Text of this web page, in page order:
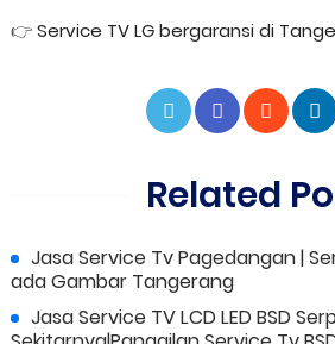
👉Service TV LG bergaransi di
Related
Jasa Service Tv Pagedangan |
ada Gambar Tangerang
Jasa Service TV LCD LED BSD